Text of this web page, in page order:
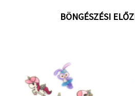
BÖNGÉSZÉSI